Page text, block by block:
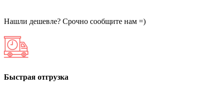
Нашли дешевле? Срочно сообщите нам =)
Быстрая отгрузка